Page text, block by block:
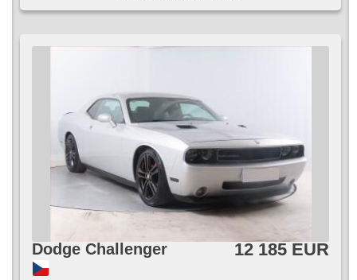
Dodge Challenger 12 185 EUR